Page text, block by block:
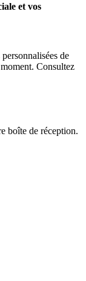
et vos
de
Consultez
boîte de réception.